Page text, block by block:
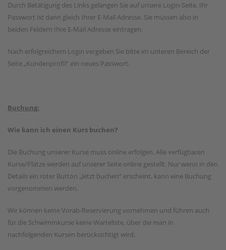
Durch Betätigung des Links gelangen Sie auf unsere Login-Seite. Ihr
Passwort ist dann gleich Ihrer E-Mail Adresse. Sie müssen also in
beiden Feldern Ihre E-Mail Adresse eintragen.
Nach erfolgreichem Login vergeben Sie bitte im unteren Bereich der
Seite „Kundenprofil“ ein neues Passwort.
Buchung:
Wie kann ich einen Kurs buchen?
Die Buchung unserer Kurse muss online erfolgen. Alle verfügbaren
Kurse/Plätze werden auf unserer Seite online gestellt. Nur wenn in den
Details ein roter Button „Jetzt buchen“ erscheint, kann eine Buchung
vorgenommen werden.
Wir können keine Vorab-Reservierung vornehmen und führen auch
für die Schwimmkurse keine Warteliste, über die man in
nachfolgenden Kursen berücksichtigt wird.